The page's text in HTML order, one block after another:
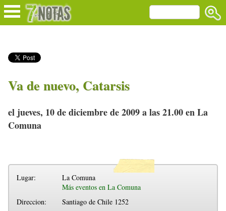
Va de nuevo, Catarsis
el jueves, 10 de diciembre de 2009 a las 21.00 en La
Comuna
Lugar:
La Comuna
Más eventos en La Comuna
Direccion:
Santiago de Chile 1252